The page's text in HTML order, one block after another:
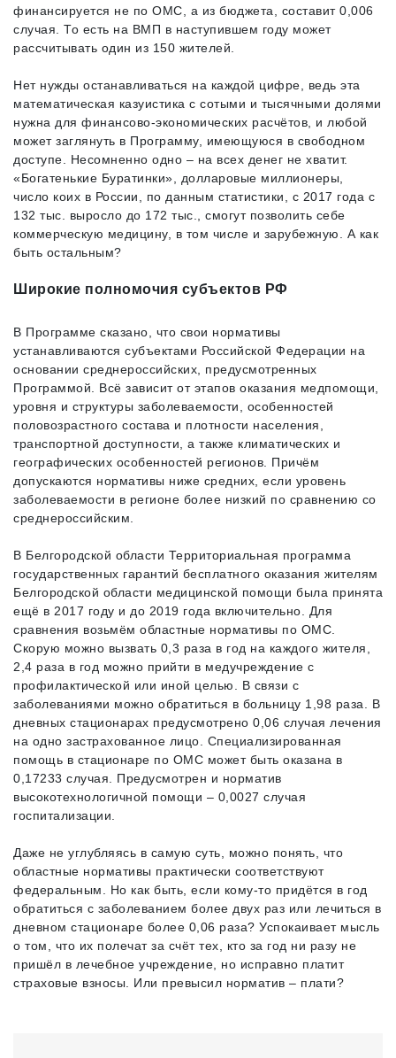
финансируется не по ОМС, а из бюджета, составит 0,006
случая. То есть на ВМП в наступившем году может
рассчитывать один из 150 жителей.
Нет нужды останавливаться на каждой цифре, ведь эта
математическая казуистика с сотыми и тысячными долями
нужна для финансово-экономических расчётов, и любой
может заглянуть в Программу, имеющуюся в свободном
доступе. Несомненно одно – на всех денег не хватит.
«Богатенькие Буратинки», долларовые миллионеры,
число коих в России, по данным статистики, с 2017 года с
132 тыс. выросло до 172 тыс., смогут позволить себе
коммерческую медицину, в том числе и зарубежную. А как
быть остальным?
Широкие полномочия субъектов РФ
В Программе сказано, что свои нормативы
устанавливаются субъектами Российской Федерации на
основании среднероссийских, предусмотренных
Программой. Всё зависит от этапов оказания медпомощи,
уровня и структуры заболеваемости, особенностей
половозрастного состава и плотности населения,
транспортной доступности, а также климатических и
географических особенностей регионов. Причём
допускаются нормативы ниже средних, если уровень
заболеваемости в регионе более низкий по сравнению со
среднероссийским.
В Белгородской области Территориальная программа
государственных гарантий бесплатного оказания жителям
Белгородской области медицинской помощи была принята
ещё в 2017 году и до 2019 года включительно. Для
сравнения возьмём областные нормативы по ОМС.
Скорую можно вызвать 0,3 раза в год на каждого жителя,
2,4 раза в год можно прийти в медучреждение с
профилактической или иной целью. В связи с
заболеваниями можно обратиться в больницу 1,98 раза. В
дневных стационарах предусмотрено 0,06 случая лечения
на одно застрахованное лицо. Специализированная
помощь в стационаре по ОМС может быть оказана в
0,17233 случая. Предусмотрен и норматив
высокотехнологичной помощи – 0,0027 случая
госпитализации.
Даже не углубляясь в самую суть, можно понять, что
областные нормативы практически соответствуют
федеральным. Но как быть, если кому‑то придётся в год
обратиться с заболеванием более двух раз или лечиться в
дневном стационаре более 0,06 раза? Успокаивает мысль
о том, что их полечат за счёт тех, кто за год ни разу не
пришёл в лечебное учреждение, но исправно платит
страховые взносы. Или превысил норматив – плати?